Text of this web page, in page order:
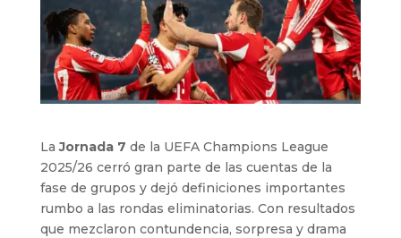
LaJornada 7 de la UEFA Champions League
2025/26 cerró gran parte de las cuentas de la
fase de grupos y dejó definiciones importantes
rumbo a las rondas eliminatorias. Con resultados
que mezclaron contundencia, sorpresa y drama